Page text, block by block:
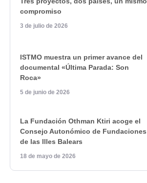
compromiso
3 de julio de 2026
ISTMO muestra un primer avance del
documental «Última Parada: Son
Roca»
5 de junio de 2026
La Fundación Othman Ktiri acoge el
Consejo Autonómico de Fundaciones
de las Illes Balears
18 de mayo de 2026